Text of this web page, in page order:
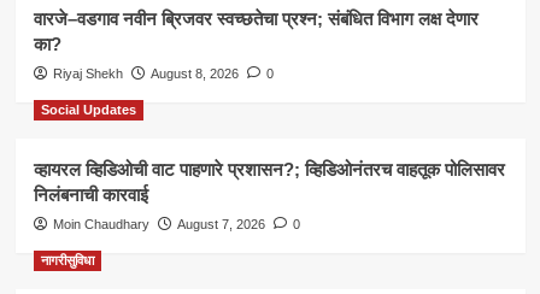
वारजे–वडगाव नवीन ब्रिजवर स्वच्छतेचा प्रश्न; संबंधित विभाग लक्ष देणार
का?
Riyaj Shekh August 8, 2026 0
Social Updates
व्हायरल व्हिडिओची वाट पाहणारे प्रशासन?; व्हिडिओनंतरच वाहतूक पोलिसावर
निलंबनाची कारवाई
Moin Chaudhary August 7, 2026 0
नागरीसुविधा